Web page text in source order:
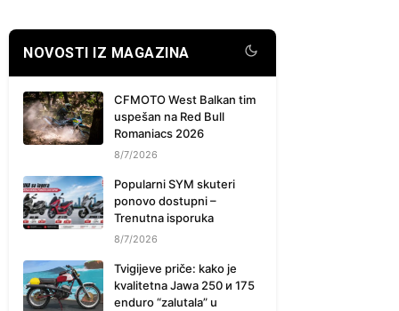
NOVOSTI IZ MAGAZINA
CFMOTO West Balkan tim
uspešan na Red Bull
Romaniacs 2026
8/7/2026
Popularni SYM skuteri
ponovo dostupni –
Trenutna isporuka
8/7/2026
Tvigijeve priče: kako je
kvalitetna Jawa 250 и 175
enduro “zalutala” u